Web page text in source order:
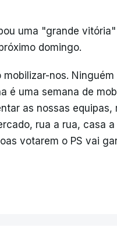
uma "grande
domingo.
nos.
é uma semana de
as nossas
rua a rua, casa
votarem o PS vai